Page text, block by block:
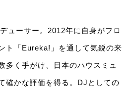
ューサー。2012年に自身がフロ
ト「Eureka!」を通して気鋭の来
多く手がけ、日本のハウスミュ
確かな評価を得る。DJとしての